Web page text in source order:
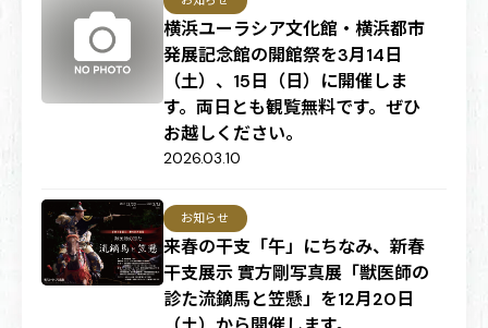
横浜ユーラシア文化館・横浜都市
発展記念館の開館祭を3月14日
（土）、15日（日）に開催しま
す。両日とも観覧無料です。ぜひ
お越しください。
2026.03.10
来春の干支「午」にちなみ、新春
干支展示 實方剛写真展「獣医師の
診た流鏑馬と笠懸」を12月20日
お知らせ